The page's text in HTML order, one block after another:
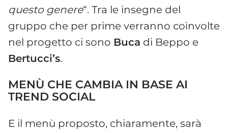
questo genere“. Tra le insegne del
gruppo che per prime verranno coinvolte
nel progetto ci sono Buca di Beppo e
Bertucci’s.
MENÙ CHE CAMBIA IN BASE AI
TREND SOCIAL
E il menù proposto, chiaramente, sarà